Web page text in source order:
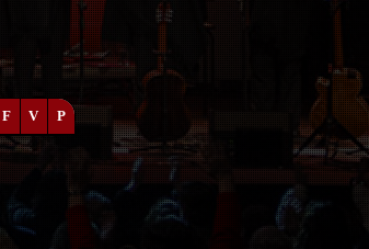
F V P